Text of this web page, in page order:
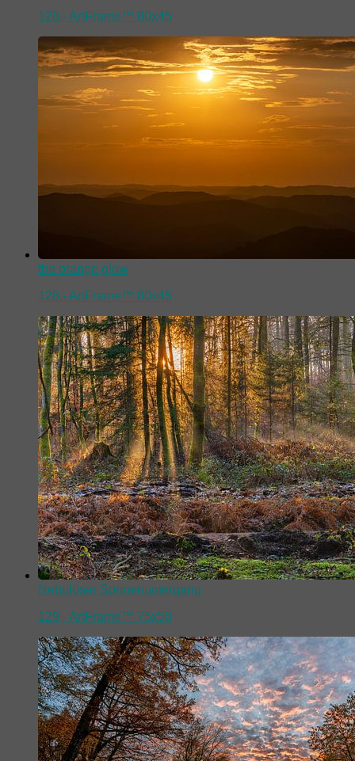
128,-ArtFrame™ 80x45
the orange glow
128,-ArtFrame™ 80x45
Nebulöser Sonnenuntergang
129,-ArtFrame™ 75x50